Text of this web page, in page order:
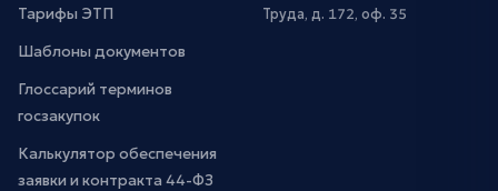
Тарифы ЭТП
Шаблоны документов
Глоссарий терминов
госзакупок
Калькулятор обеспечения
заявки и контракта 44-ФЗ
Труда, д. 172, оф. 35